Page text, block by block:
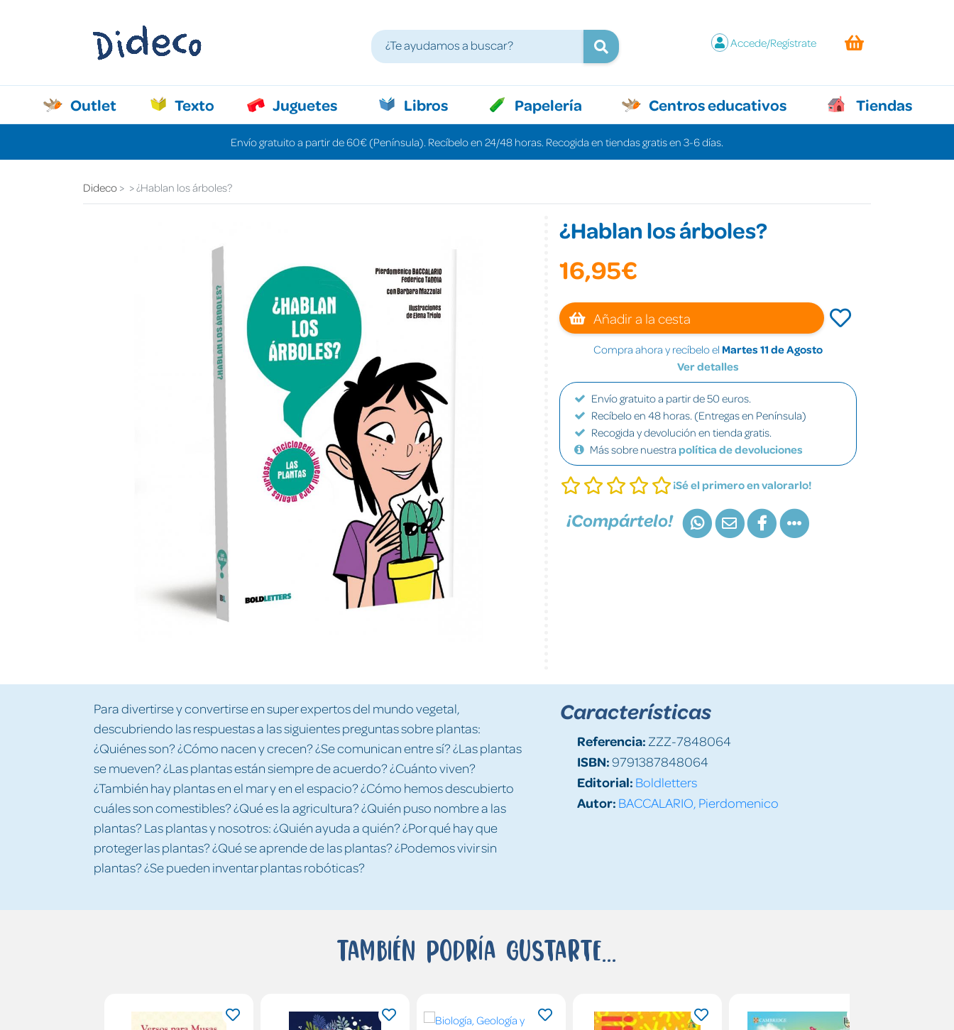
Accede/Regístrate
Outlet Texto Juguetes Libros Papelería Centros educativos Tiendas
Envío gratuito a partir de 60€ (Península). Recíbelo en 24/48 horas. Recogida en tiendas gratis en 3-6 días.
Dideco ¿Hablan los árboles?
¿Hablan los árboles?
16,95€
Añadir a la cesta
Compra ahora y recíbelo el Martes 11 de Agosto
Ver detalles
Envío gratuito a partir de 50 euros.
Recíbelo en 48 horas. (Entregas en Península)
Recogida y devolución en tienda gratis.
Más sobre nuestra política de devoluciones
¡Sé el primero en valorarlo!
¡Compártelo!
Para divertirse y convertirse en super expertos del mundo vegetal,
descubriendo las respuestas a las siguientes preguntas sobre plantas:
¿Quiénes son? ¿Cómo nacen y crecen? ¿Se comunican entre sí? ¿Las plantas
se mueven? ¿Las plantas están siempre de acuerdo? ¿Cuánto viven?
¿También hay plantas en el mar y en el espacio? ¿Cómo hemos descubierto
cuáles son comestibles? ¿Qué es la agricultura? ¿Quién puso nombre a las
plantas? Las plantas y nosotros: ¿Quién ayuda a quién? ¿Por qué hay que
proteger las plantas? ¿Qué se aprende de las plantas? ¿Podemos vivir sin
plantas? ¿Se pueden inventar plantas robóticas?
Características
Referencia: ZZZ-7848064
ISBN:9791387848064
Editorial: Boldletters
Autor: BACCALARIO, Pierdomenico
También podría gustarte...